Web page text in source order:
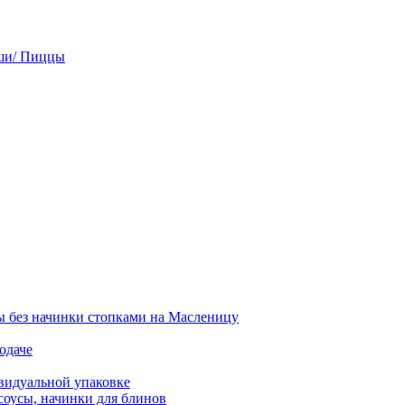
Пиццы
без начинки стопками на Масленицу
упаковке
начинки для блинов